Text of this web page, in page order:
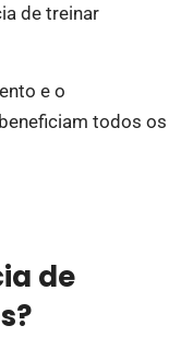
de treinar
e o
todos os
de